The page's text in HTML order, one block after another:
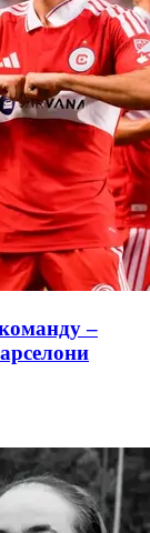
–